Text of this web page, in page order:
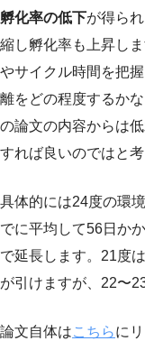
孵化率の低下が得ら
縮し孵化率も上昇し
やサイクル時間を把
離をどの程度するか
の論文の内容からは
すれば良いのではと考
具体的には24度の環
でに平均して56日か
で延長します。21度
が引けますが、22〜
論文自体はこちらに